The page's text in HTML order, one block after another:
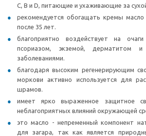
С, В и D, питающие и ухаживающие за
рекомендуется обогащать кремы
после 35 лет.
благоприятно воздействует на
псориазом, экземой, дерматитом
заболеваниями.
благодаря высоким регенерирующим
моркови активно используется для
шрамов.
имеет ярко выраженное защитное
неблагоприятных влияний окружающей
это масло - непременный компонент
для загара, так как является